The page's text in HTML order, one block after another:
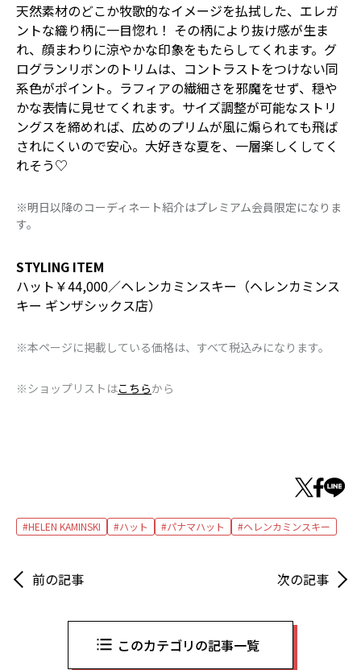
天然素材のどこか牧歌的なイメージを払拭した、エレガ
ントな織り柄に一目惚れ！ その柄により抜け感が生ま
れ、顔まわりに涼やかな印象をもたらしてくれます。グ
ログランリボンのトリムは、コントラストをつけない同
系色がポイント。ラフィアの繊細さを邪魔をせず、穏や
かな表情に見せてくれます。サイズ調整が可能なストリ
ングスを締めれば、広めのプリムが風に煽られても飛ば
されにくいので安心。大好きな夏を、一層楽しくしてく
れそう♡
※明日以降のコーディネート紹介はプレミアム会員限定になりま
す。
STYLING ITEM
ハット￥44,000／ヘレンカミンスキー（ヘレンカミンス
キー ギンザシックス店）
※本ページに掲載している価格は、すべて税込みになります。
※ショップリストはこちらから
HELEN KAMINSKI ハット パナマハット ヘレンカミンスキー
前の記事 次の記事
このカテゴリの記事一覧